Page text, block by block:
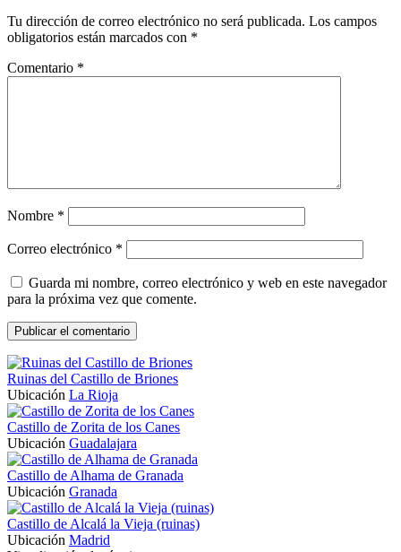
Tu dirección de correo electrónico no será publicada. Los campos
obligatorios están marcados con *
Comentario *
Nombre *
Correo electrónico *
Guarda mi nombre, correo electrónico y web en este navegador
para la próxima vez que comente.
Ruinas del Castillo de Briones
Ubicación La Rioja
Castillo de Zorita de los Canes
Ubicación Guadalajara
Castillo de Alhama de Granada
Ubicación Granada
Castillo de Alcalá la Vieja (ruinas)
Ubicación Madrid